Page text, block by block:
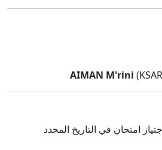
AIMAN M'rini
امتحان في التاريخ المحدد